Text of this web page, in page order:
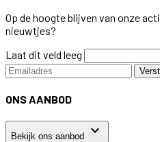
Op de hoogte blijven van onze
nieuwtjes?
Laat dit veld leeg
ONS AANBOD
Bekijk ons aanbod keyboard_arrow_down